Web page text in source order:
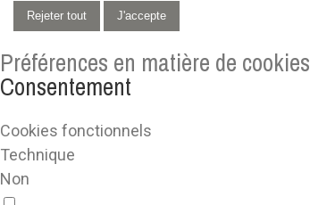
Rejeter tout J'accepte
Préférences en matière de cookies
Consentement
Cookies fonctionnels
Technique
Non